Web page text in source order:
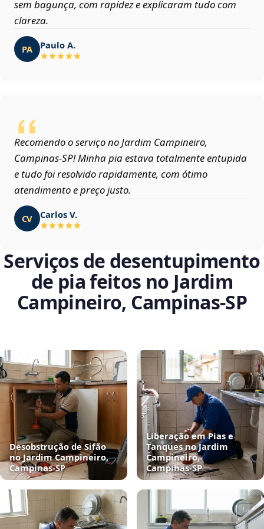
sem bagunça, com rapidez e explicaram tudo com
clareza.
PA Paulo A.
Recomendo o serviço no Jardim Campineiro,
Campinas‑SP! Minha pia estava totalmente entupida
e tudo foi resolvido rapidamente, com ótimo
atendimento e preço justo.
CV Carlos V.
Serviços de desentupimento
de pia feitos no Jardim
Campineiro, Campinas‑SP
Desobstrução de Sifão
no Jardim Campineiro,
Campinas‑SP
Liberação em Pias e
Tanques no Jardim
Campineiro,
Campinas‑SP